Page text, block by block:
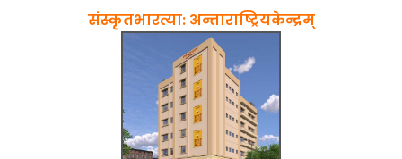
संस्कृतभारत्या: अन्ताराष्ट्रियकेन्द्रम्